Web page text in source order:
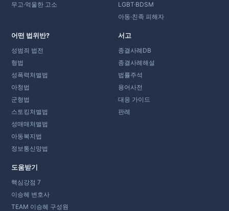
무고·억울한 고소
LGBT·BDSM
아동·친족 피해자
어떤 법위반?
성범죄 법전
형법
성폭력처벌법
아청법
군형법
스토킹처벌법
성매매처벌법
아동복지법
정보통신망법
서고
종결사례DB
종결사례해설
법률주석
용어사전
대응 가이드
판례
도움받기
핵심강점 7
이승혜 변호사
TEAM 이승혜 구성원